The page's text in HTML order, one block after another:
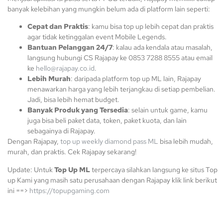
banyak kelebihan yang mungkin belum ada di platform lain seperti:
Cepat dan Praktis: kamu bisa top up lebih cepat dan praktis
agar tidak ketinggalan event Mobile Legends.
Bantuan Pelanggan 24/7: kalau ada kendala atau masalah,
langsung hubungi CS Rajapay ke 0853 7288 8555 atau email
ke hello@rajapay.co.id.
Lebih Murah: daripada platform top up ML lain, Rajapay
menawarkan harga yang lebih terjangkau di setiap pembelian.
Jadi, bisa lebih hemat budget.
Banyak Produk yang Tersedia: selain untuk game, kamu
juga bisa beli paket data, token, paket kuota, dan lain
sebagainya di Rajapay.
Dengan Rajapay, top up weekly diamond pass ML bisa lebih mudah,
murah, dan praktis. Cek Rajapay sekarang!
Update: UntukTop Up MLterpercaya silahkan langsung ke situs Top
up Kami yang masih satu perusahaan dengan Rajapay klik link berikut
ini ==> https://topupgaming.com